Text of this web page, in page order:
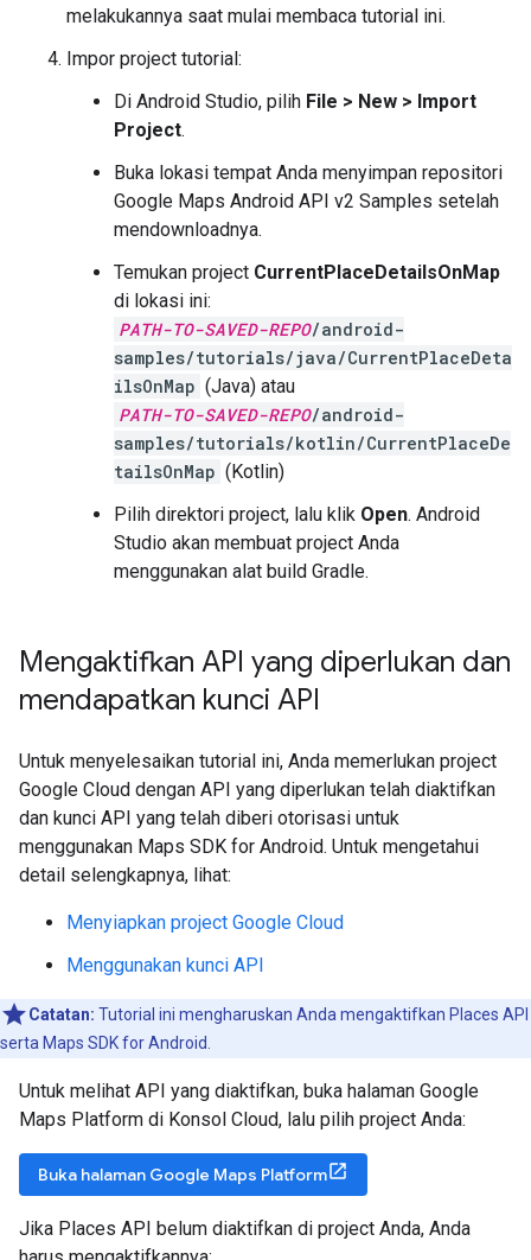
melakukannya saat mulai membaca tutorial ini.
Impor project tutorial:
Di Android Studio, pilih File > New > Import
Project.
Buka lokasi tempat Anda menyimpan repositori
Google Maps Android API v2 Samples setelah
mendownloadnya.
Temukan project CurrentPlaceDetailsOnMap
di lokasi ini:
PATH-TO-SAVED-REPO/android-
samples/tutorials/java/CurrentPlaceDeta
ilsOnMap (Java) atau
PATH-TO-SAVED-REPO/android-
samples/tutorials/kotlin/CurrentPlaceDe
tailsOnMap (Kotlin)
Pilih direktori project, lalu klik Open. Android
Studio akan membuat project Anda
menggunakan alat build Gradle.
Mengaktifkan API yang diperlukan dan
mendapatkan kunci API
Untuk menyelesaikan tutorial ini, Anda memerlukan project
Google Cloud dengan API yang diperlukan telah diaktifkan
dan kunci API yang telah diberi otorisasi untuk
menggunakan Maps SDK for Android. Untuk mengetahui
detail selengkapnya, lihat:
Menyiapkan project Google Cloud
Menggunakan kunci API
Catatan: Tutorial ini mengharuskan Anda mengaktifkan Places API
serta Maps SDK for Android.
Untuk melihat API yang diaktifkan, buka halaman Google
Maps Platform di Konsol Cloud, lalu pilih project Anda:
Buka halaman Google Maps Platform
Jika Places API belum diaktifkan di project Anda, Anda